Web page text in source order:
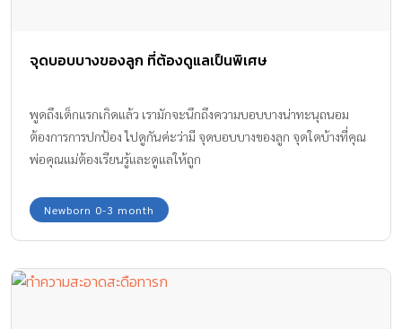
จุดบอบบางของลูก ที่ต้องดูแลเป็นพิเศษ
พูดถึงเด็กแรกเกิดแล้ว เรามักจะนึกถึงความบอบบางน่าทะนุถนอม
ต้องการการปกป้อง ไปดูกันค่ะว่ามี จุดบอบบางของลูก จุดใดบ้างที่คุณ
พ่อคุณแม่ต้องเรียนรู้และดูแลให้ถูก
Newborn 0-3 month